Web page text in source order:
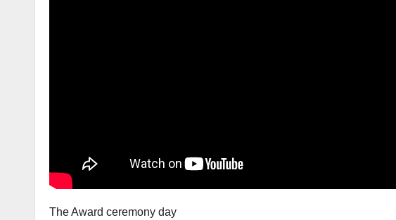
The Award ceremony day